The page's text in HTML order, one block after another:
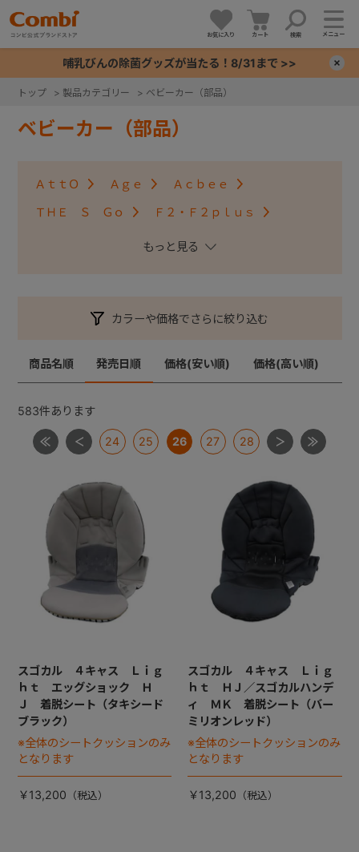
お気に入り カート 検索 メニュー
哺乳びんの除菌グッズが当たる！8/31まで >>
トップ > 製品カテゴリー > ベビーカー（部品）
ベビーカー（部品）
ＡｔｔＯ Ａｇｅ Ａｃｂｅｅ
ＴＨＥ Ｓ Ｇｏ Ｆ２・Ｆ２ｐｌｕｓ
アンブレッタ４キャス クロスゴー
メチャカルハンディ・メチャカルハンディα
メチャカーゴＩＧ メチャライト ラベリタ
ロングフィット４８
【共通部品】差し込みバックル・腰バックル・肩バック
ル
【共通部品】ショルダーストラップ
【共通部品】ダッコシート・エッグショックパッド
【共通部品】幌クリップ・リクライニングバックル・ヘ
ッドレストプレート
カラーや価格でさらに絞り込む
商品名順 発売日順 価格(安い順) 価格(高い順)
583件あります
24 25 26 27 28
スゴカル ４キャス Ｌｉｇ
ｈｔ エッグショック Ｈ
Ｊ 着脱シート（タキシード
ブラック）
※全体のシートクッションのみ
となります
￥13,200
スゴカル ４キャス Ｌｉｇ
ｈｔ ＨＪ／スゴカルハンデ
ィ ＭＫ 着脱シート（バー
ミリオンレッド）
※全体のシートクッションのみ
となります
￥13,200